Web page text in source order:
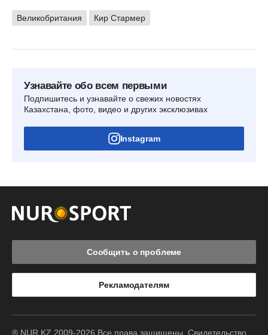
Великобритания Кир Стармер
Узнавайте обо всем первыми
Подпишитесь и узнавайте о свежих новостях
Казахстана, фото, видео и других эксклюзивах
Instagram
Сообщить о проблеме
Рекламодателям
® NUR.KZ 2009-2026 Все права защищены. Свидетельство